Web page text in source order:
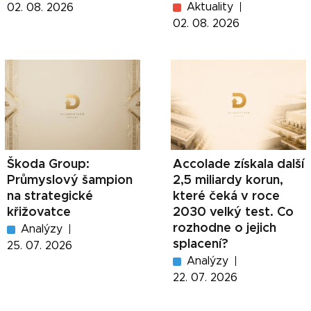
02. 08. 2026
Aktuality
02. 08. 2026
Škoda Group:
Průmyslový šampion
na strategické
křižovatce
Analýzy
25. 07. 2026
Accolade získala další
2,5 miliardy korun,
které čeká v roce
2030 velký test. Co
rozhodne o jejich
splacení?
Analýzy
22. 07. 2026